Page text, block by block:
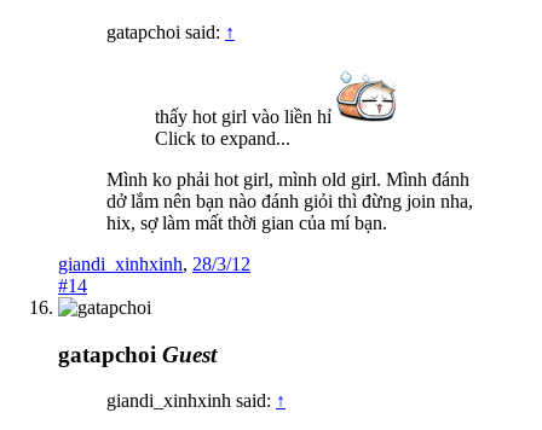
gatapchoi said: ↑
thấy hot girl vào liền hỉ
Click to expand...
Mình ko phải hot girl, mình old girl. Mình đánh
dở lắm nên bạn nào đánh giỏi thì đừng join nha,
hix, sợ làm mất thời gian của mí bạn.
giandi_xinhxinh, 28/3/12
#14
gatapchoi Guest
giandi_xinhxinh said: ↑